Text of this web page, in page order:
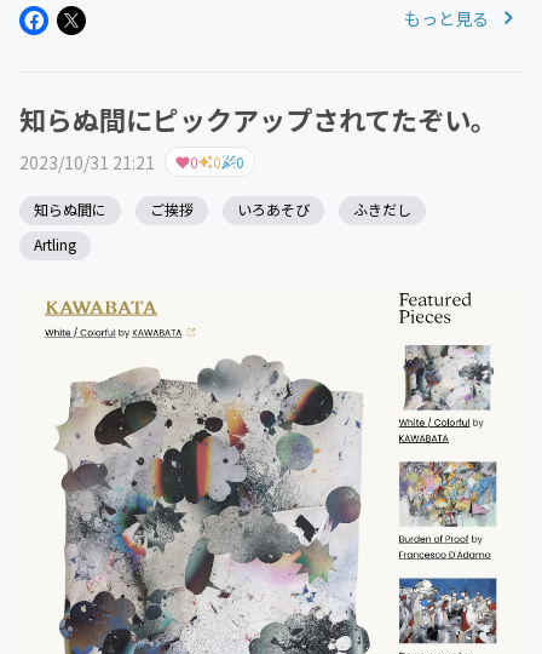
きなかった作品たちをどうしようかしら？と悩んでいたと
もっと見る
知らぬ間にピックアップされてたぞい。
2023/10/31 21:21 0 0 0
知らぬ間に ご挨拶 いろあそび
ふきだし
Artling